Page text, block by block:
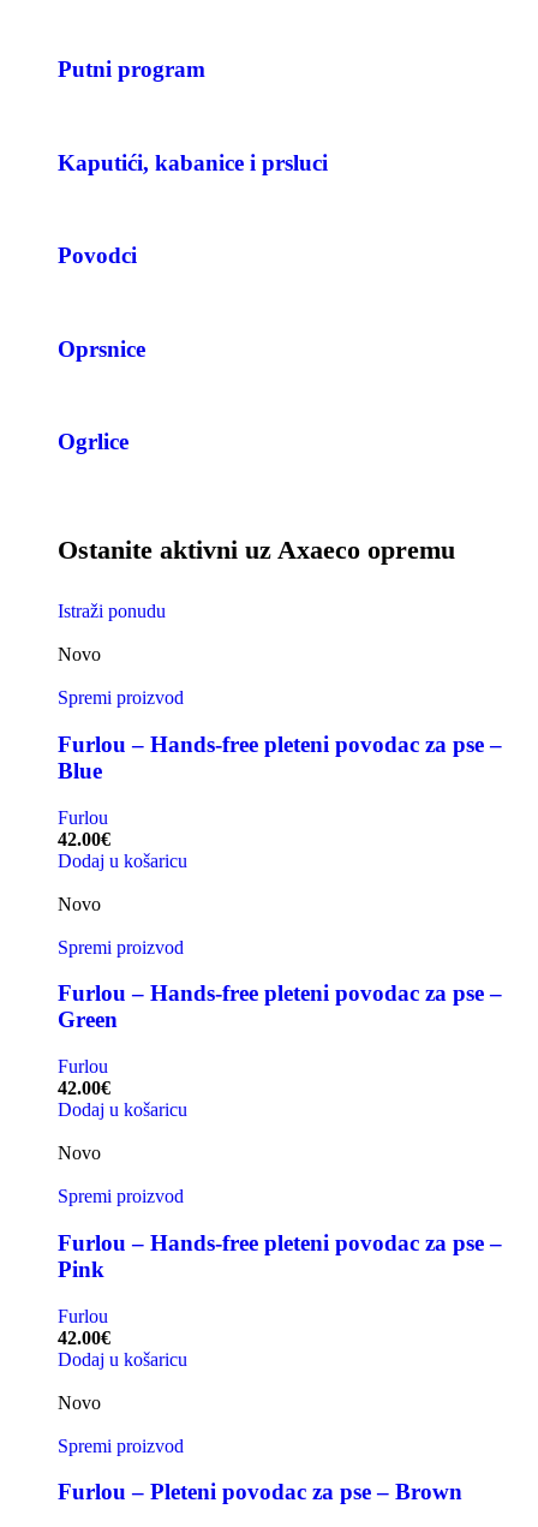
Putni program
Kaputići, kabanice i prsluci
Povodci
Oprsnice
Ogrlice
Ostanite aktivni uz Axaeco opremu
Istraži ponudu
Novo
Spremi proizvod
Furlou – Hands-free pleteni povodac za pse –
Blue
Furlou
42.00€
Dodaj u košaricu
Novo
Spremi proizvod
Furlou – Hands-free pleteni povodac za pse –
Green
Furlou
42.00€
Dodaj u košaricu
Novo
Spremi proizvod
Furlou – Hands-free pleteni povodac za pse –
Pink
Furlou
42.00€
Dodaj u košaricu
Novo
Spremi proizvod
Furlou – Pleteni povodac za pse – Brown